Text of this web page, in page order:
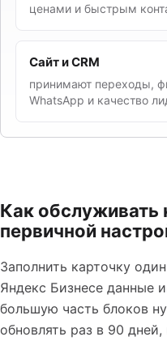
ценами и быстрым
Сайт и CRM
принимают переходы,
WhatsApp и качество
Как обслуживать
первичной
Заполнить карточку
Яндекс Бизнесе данные
большую часть блоков
обновлять раз в 90 дней,